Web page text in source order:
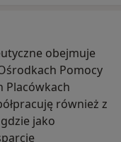
obejmuje
Pomocy
Placówkach
również z
jako